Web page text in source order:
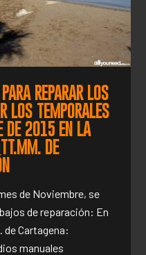
REPARAR LOS
LOS TEMPORALES
DE 2015 EN LA
DE
de Noviembre, se
de reparación: En
de Cartagena:
manuales